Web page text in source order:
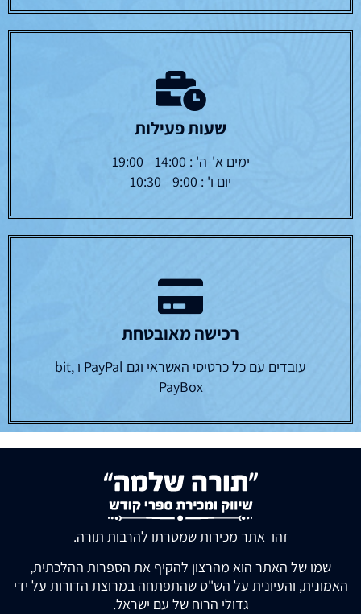
שעות פעילות
ימים א'-ה' : 14:00 - 19:00
יום ו' : 9:00 - 10:30
רכישה מאובטחת
עובדים עם כל כרטיסי האשראי וגם PayPal ו bit,
PayBox
זהו אתר מכירות שמטרתו להרבות תורה.
שמו של האתר הוא מהרצון להקיף את הספרות ההלכתית,
האמונית, והעיונית על הש"ס שהתפתחה במרוצת הדורות על ידי
גדולי הרוח של עם ישראל.